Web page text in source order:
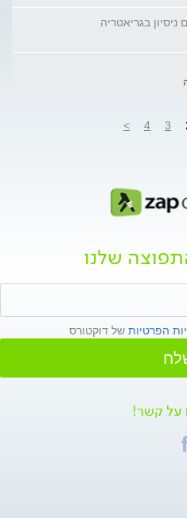
בגריאטריה
3
4
>
שלנו
הפרטיות של דוקטורס
על קשר!